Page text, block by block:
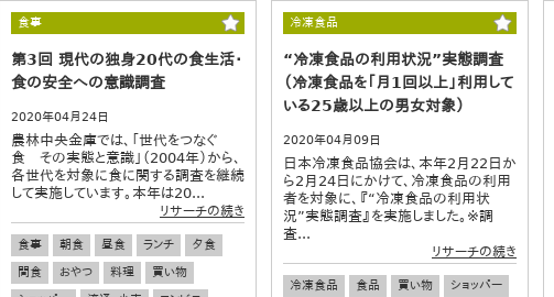
食事
第3回 現代の独身20代の食生活・
食の安全への意識調査
2020年04月24日
農林中央金庫では、「世代をつなぐ
食 その実態と意識」（2004年）から、
各世代を対象に食に関する調査を継続
して実施しています。本年は20...
リサーチの続き
食事 朝食 昼食 ランチ
夕食
間食
おやつ 料理
買い物
冷凍食品
“冷凍食品の利用状況”実態調査
（冷凍食品を「月1回以上」利用して
いる25歳以上の男女対象）
2020年04月09日
日本冷凍食品協会は、本年2月22日か
ら2月24日にかけて、冷凍食品の利用
者を対象に、『“冷凍食品の利用状
況”実態調査』を実施しました。※調
査...
リサーチの続き
冷凍食品 食品 買い物
ショッパー